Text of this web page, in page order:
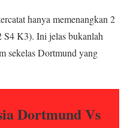
hanya memenangkan 2
S4 K3). Ini jelas bukanlah
sekelas Dortmund yang
Dortmund Vs